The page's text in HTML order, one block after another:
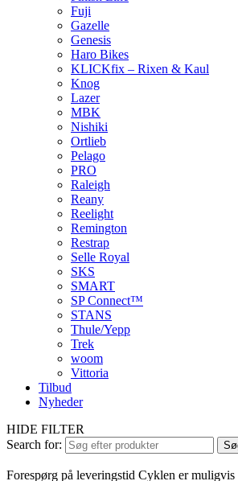
Fuji
Gazelle
Genesis
Haro Bikes
KLICKfix – Rixen & Kaul
Knog
Lazer
MBK
Nishiki
Ortlieb
Pelago
PRO
Raleigh
Reany
Reelight
Remington
Restrap
Selle Royal
SKS
SMART
SP Connect™
STANS
Thule/Yepp
Trek
woom
Vittoria
Tilbud
Nyheder
HIDE FILTER
Search for:
Forespørg på leveringstid Cyklen er